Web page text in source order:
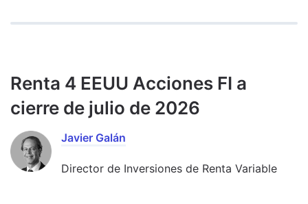
Renta 4 EEUU Acciones FI a
cierre de julio de 2026
Javier Galán
Director de Inversiones de Renta Variable